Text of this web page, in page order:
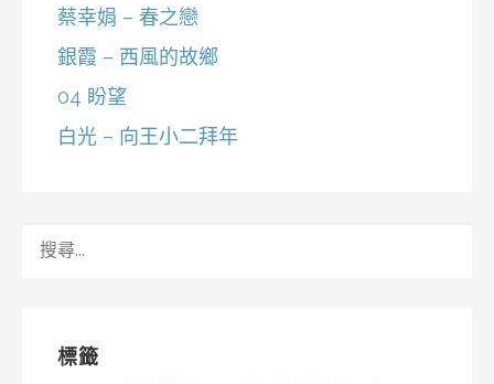
蔡幸娟 – 春之戀
銀霞 – 西風的故鄉
04 盼望
白光 – 向王小二拜年
標籤